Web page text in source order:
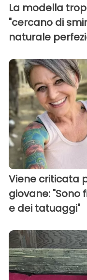
La modella
"cercano di
naturale
Viene criticata
giovane: "Sono
e dei tatuaggi"